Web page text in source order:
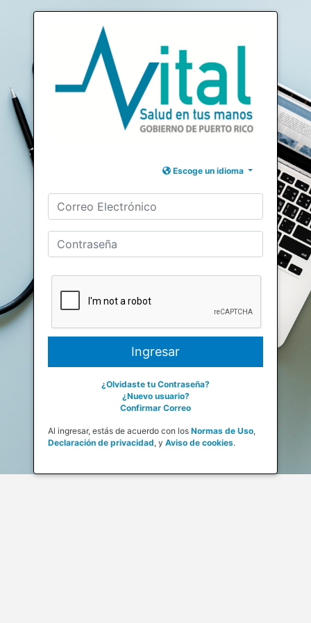
Escoge un idioma
¿Olvidaste tu Contraseña?
¿Nuevo usuario?
Confirmar Correo
Al ingresar, estás de acuerdo con los Normas de Uso,
Declaración de privacidad, y Aviso de cookies.